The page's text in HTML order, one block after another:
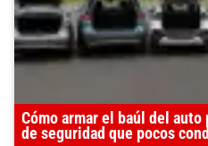
Cómo armar el baúl del
de seguridad que pocos